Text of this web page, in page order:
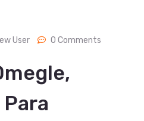
User 0 Comments